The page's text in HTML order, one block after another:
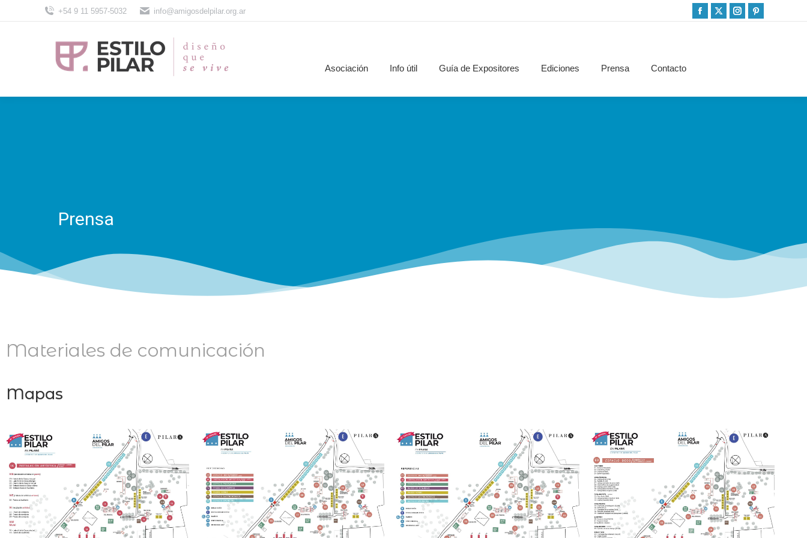
+54 9 11 5957-5032 info@amigosdelpilar.org.ar
Asociación Info útil Guía de Expositores Ediciones Prensa Contacto
Prensa
Materiales de comunicación
Mapas